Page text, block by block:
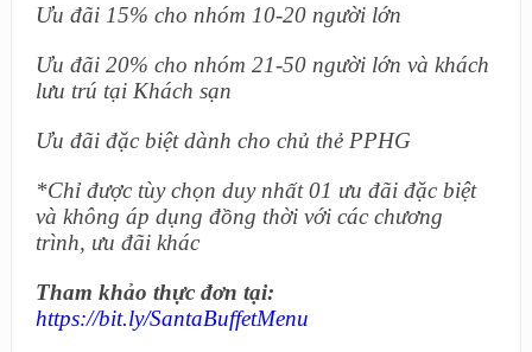
Ưu đãi 15% cho nhóm 10-20 người lớn
Ưu đãi 20% cho nhóm 21-50 người lớn và khách
lưu trú tại Khách sạn
Ưu đãi đặc biệt dành cho chủ thẻ PPHG
*Chỉ được tùy chọn duy nhất 01 ưu đãi đặc biệt
và không áp dụng đồng thời với các chương
trình, ưu đãi khác
Tham khảo thực đơn tại:
https://bit.ly/SantaBuffetMenu